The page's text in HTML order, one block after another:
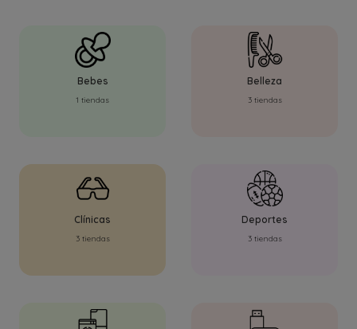
Bebes
1 tiendas
Belleza
3 tiendas
Clínicas
3 tiendas
Deportes
3 tiendas